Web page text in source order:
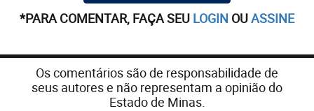
*PARA COMENTAR, FAÇA SEU LOGIN OUASSINE
Os comentários são de responsabilidade de
seus autores e não representam a opinião do
Estado de Minas.